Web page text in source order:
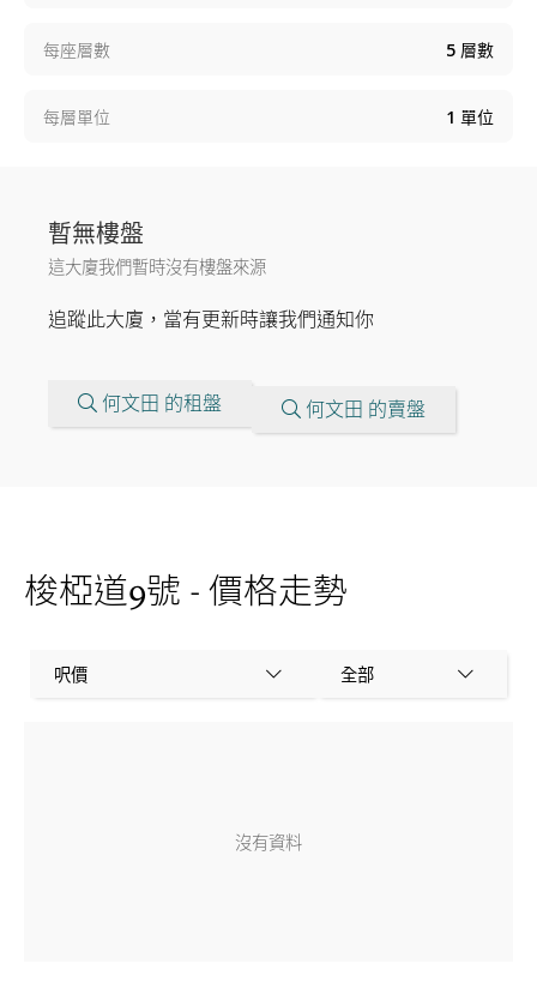
每座層數 5 層數
每層單位 1 單位
暫無樓盤
這大廈我們暫時沒有樓盤來源
追蹤此大廈，當有更新時讓我們通知你
何文田 的租盤 何文田 的賣盤
梭椏道9號 - 價格走勢
呎價 全部
沒有資料